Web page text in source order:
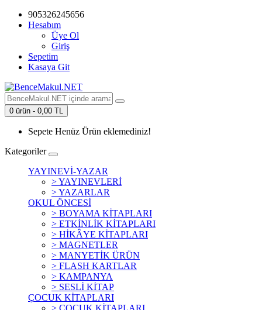
905326245656
Hesabım
Üye Ol
Giriş
Sepetim
Kasaya Git
0 ürün - 0,00 TL
Sepete Henüz Ürün eklemediniz!
Kategoriler
YAYINEVİ-YAZAR
> YAYINEVLERİ
> YAZARLAR
OKUL ÖNCESİ
> BOYAMA KİTAPLARI
> ETKİNLİK KİTAPLARI
> HİKÂYE KİTAPLARI
> MAGNETLER
> MANYETİK ÜRÜN
> FLASH KARTLAR
> KAMPANYA
> SESLİ KİTAP
ÇOCUK KİTAPLARI
> ÇOCUK KİTAPLARI